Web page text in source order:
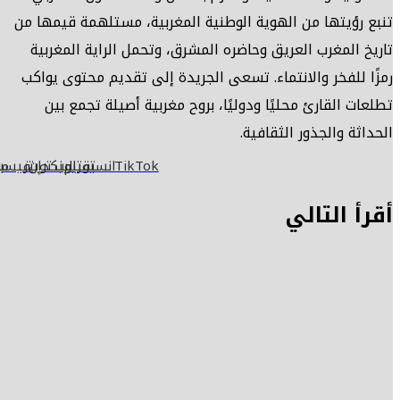
تنبع رؤيتها من الهوية الوطنية المغربية، مستلهمة قيمها من
تاريخ المغرب العريق وحاضره المشرق، وتحمل الراية المغربية
رمزًا للفخر والانتماء. تسعى الجريدة إلى تقديم محتوى يواكب
تطلعات القارئ محليًا ودوليًا، بروح مغربية أصيلة تجمع بين
الحداثة والجذور الثقافية.
تويتر
لينكدإنيوتيوب
انستقرامTikTok
أقرأ التالي